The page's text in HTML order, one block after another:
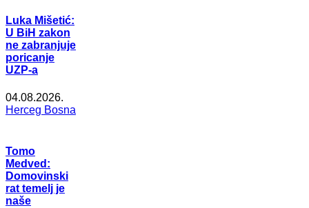
Luka Mišetić:
U BiH zakon
ne zabranjuje
poricanje
UZP-a
04.08.2026.
Herceg Bosna
Tomo
Medved:
Domovinski
rat temelj je
naše